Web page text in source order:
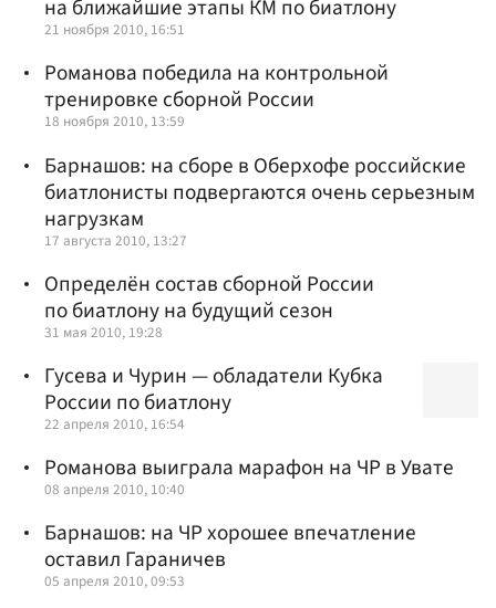
на ближайшие этапы КМ по биатлону
21 ноября 2010, 16:51
Романова победила на контрольной
тренировке сборной России
18 ноября 2010, 13:59
Барнашов: на сборе в Оберхофе российские
биатлонисты подвергаются очень серьезным
нагрузкам
17 августа 2010, 13:27
Определён состав сборной России
по биатлону на будущий сезон
31 мая 2010, 19:28
Гусева и Чурин — обладатели Кубка
России по биатлону
22 апреля 2010, 16:54
Романова выиграла марафон на ЧР в Увате
08 апреля 2010, 10:40
Барнашов: на ЧР хорошее впечатление
оставил Гараничев
05 апреля 2010, 09:53